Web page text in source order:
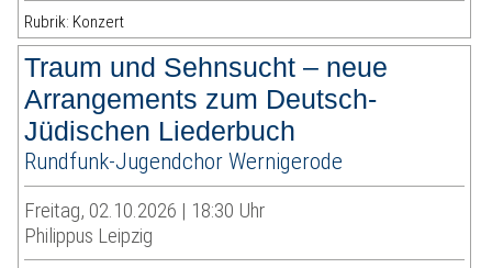
Rubrik: Konzert
Traum und Sehnsucht – neue
Arrangements zum Deutsch-
Jüdischen Liederbuch
Rundfunk-Jugendchor Wernigerode
Freitag, 02.10.2026 | 18:30 Uhr
Philippus Leipzig